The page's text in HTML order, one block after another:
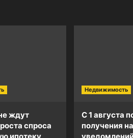
ждут
спроса
Недвижимость
С 1 августа
получения